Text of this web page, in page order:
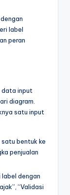
label
peran
data input
diagram.
satu input
bentuk ke
penjualan
dengan
“Validasi